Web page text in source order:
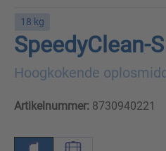
18 kg
SpeedyClean-S
Hoogkokende
Artikelnummer: 8730940221